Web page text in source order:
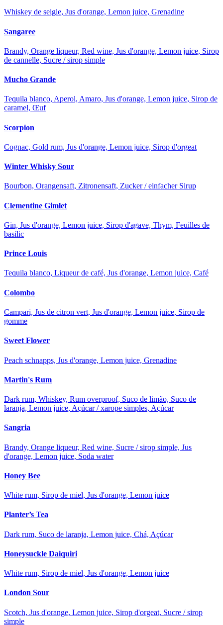
Whiskey de seigle, Jus d'orange, Lemon juice, Grenadine
Sangaree
Brandy, Orange liqueur, Red wine, Jus d'orange, Lemon juice, Sirop
de cannelle, Sucre / sirop simple
Mucho Grande
Tequila blanco, Aperol, Amaro, Jus d'orange, Lemon juice, Sirop de
caramel, Œuf
Scorpion
Cognac, Gold rum, Jus d'orange, Lemon juice, Sirop d'orgeat
Winter Whisky Sour
Bourbon, Orangensaft, Zitronensaft, Zucker / einfacher Sirup
Clementine Gimlet
Gin, Jus d'orange, Lemon juice, Sirop d'agave, Thym, Feuilles de
basilic
Prince Louis
Tequila blanco, Liqueur de café, Jus d'orange, Lemon juice, Café
Colombo
Campari, Jus de citron vert, Jus d'orange, Lemon juice, Sirop de
gomme
Sweet Flower
Peach schnapps, Jus d'orange, Lemon juice, Grenadine
Martin's Rum
Dark rum, Whiskey, Rum overproof, Suco de limão, Suco de
laranja, Lemon juice, Açúcar / xarope simples, Açúcar
Sangria
Brandy, Orange liqueur, Red wine, Sucre / sirop simple, Jus
d'orange, Lemon juice, Soda water
Honey Bee
White rum, Sirop de miel, Jus d'orange, Lemon juice
Planter’s Tea
Dark rum, Suco de laranja, Lemon juice, Chá, Açúcar
Honeysuckle Daiquiri
White rum, Sirop de miel, Jus d'orange, Lemon juice
London Sour
Scotch, Jus d'orange, Lemon juice, Sirop d'orgeat, Sucre / sirop
simple